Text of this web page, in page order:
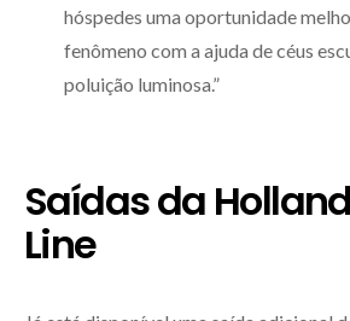
hóspedes uma oportunidade
fenômeno com a ajuda de céus
poluição luminosa.”
Saídas da
Line